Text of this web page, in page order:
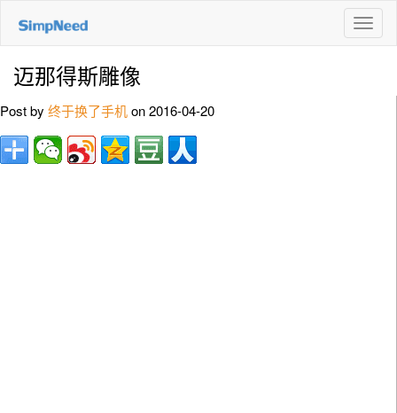
切
换
迈那得斯雕像
Post by 终于换了手机on 2016-04-20